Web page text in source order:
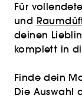
Für
und
deinen
komplett in
Finde dein
Die Auswahl